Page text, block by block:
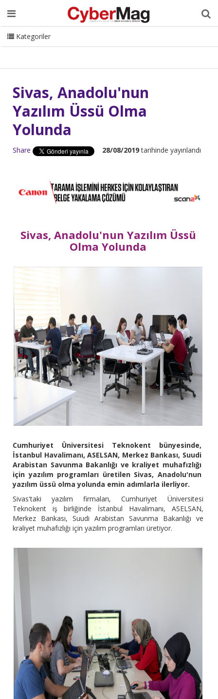
Ana Sayfa Hakkımızda Dergi Editörden
Danışmanlık
ISC Turkey Sizden Gelenler
İletişim
CyberMag Logo
Kategoriler
Sivas, Anadolu'nun
Yazılım Üssü Olma
Yolunda
Share 28/08/2019tarihinde yayınlandı
Sivas, Anadolu'nun Yazılım Üssü
Olma Yolunda
Cumhuriyet Üniversitesi Teknokent bünyesinde,
İstanbul Havalimanı, ASELSAN, Merkez Bankası, Suudi
Arabistan Savunma Bakanlığı ve kraliyet muhafızlığı
için yazılım programları üretilen Sivas, Anadolu'nun
yazılım üssü olma yolunda emin adımlarla ilerliyor.
Sivas'taki yazılım firmaları, Cumhuriyet Üniversitesi
Teknokent iş birliğinde İstanbul Havalimanı, ASELSAN,
Merkez Bankası, Suudi Arabistan Savunma Bakanlığı ve
kraliyet muhafızlığı için yazılım programları üretiyor.